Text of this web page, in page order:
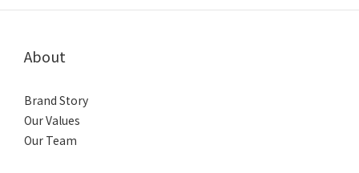
About
Brand Story
Our Values
Our Team